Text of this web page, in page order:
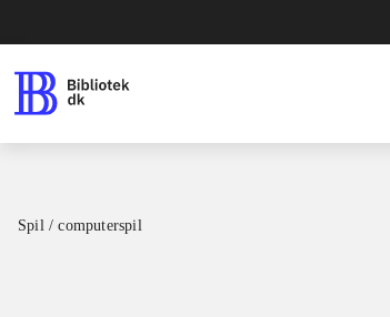
Spil / computerspil